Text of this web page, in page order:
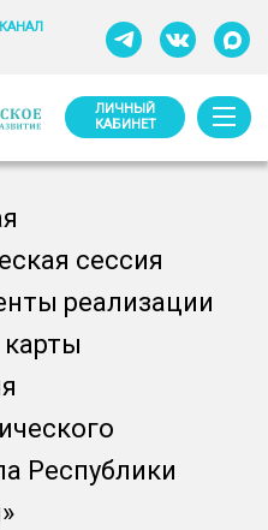
ЛИЧНЫЙ
КАБИНЕТ
сессия
реализации
Республики